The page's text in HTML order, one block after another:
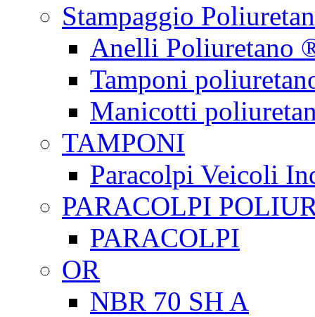
Stampaggio
Anelli Poliuretano
Tamponi
Manicotti
TAMPONI
Paracolpi Veicoli
PARACOLPI
PARACOLPI
OR
NBR 70 SH A